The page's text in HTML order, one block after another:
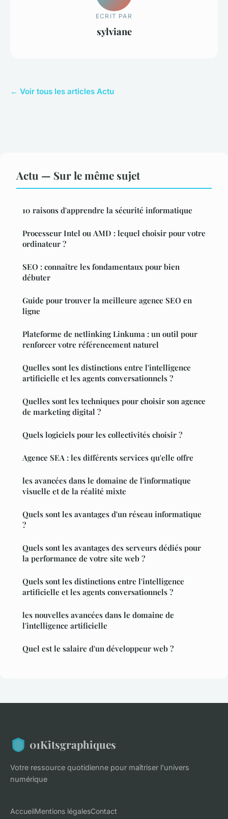
ECRIT PAR
sylviane
← Voir tous les articles Actu
Actu — Sur le même sujet
10 raisons d'apprendre la sécurité informatique
Processeur Intel ou AMD : lequel choisir pour votre
ordinateur ?
SEO : connaître les fondamentaux pour bien
débuter
Guide pour trouver la meilleure agence SEO en
ligne
Plateforme de netlinking Linkuma : un outil pour
renforcer votre référencement naturel
Quelles sont les distinctions entre l'intelligence
artificielle et les agents conversationnels ?
Quelles sont les techniques pour choisir son agence
de marketing digital ?
Quels logiciels pour les collectivités choisir ?
Agence SEA : les différents services qu'elle offre
les avancées dans le domaine de l'informatique
visuelle et de la réalité mixte
Quels sont les avantages d'un réseau informatique
?
Quels sont les avantages des serveurs dédiés pour
la performance de votre site web ?
Quels sont les distinctions entre l'intelligence
artificielle et les agents conversationnels ?
les nouvelles avancées dans le domaine de
l'intelligence artificielle
Quel est le salaire d'un développeur web ?
01Kitsgraphiques
Votre ressource quotidienne pour maîtriser l'univers
numérique
AccueilMentions légalesContact